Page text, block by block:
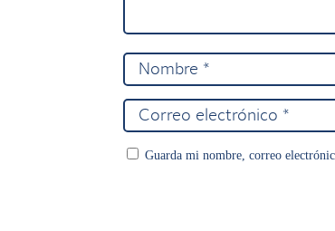
Guarda mi nombre, correo